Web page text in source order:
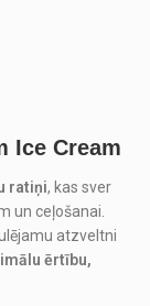
Ice Cream
ratiņi, kas sver
un ceļošanai.
atzveltni
ērtību,